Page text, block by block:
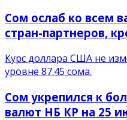
Сом ослаб ко всем
стран-партнеров,
Курс доллара США не
уровне 87.45 сома.
Сом укрепился к
валют НБ КР на 25